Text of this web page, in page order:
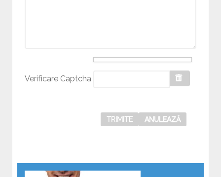
Verificare Captcha
ANULEAZĂ
TRIMITE